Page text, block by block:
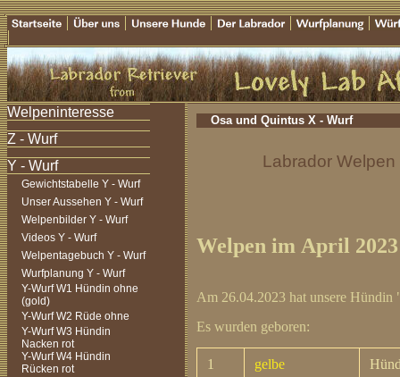
Gewichtstabelle Y - Wurf
Unser Aussehen Y - Wurf
Welpenbilder Y - Wurf
Videos Y - Wurf
Welpentagebuch Y - Wurf
Wurfplanung Y - Wurf
Y-Wurf W1 Hündin ohne
(gold)
Y-Wurf W2 Rüde ohne
Y-Wurf W3 Hündin
Nacken rot
Y-Wurf W4 Hündin
Rücken rot
Osa und Quintus X - Wurf
Labrador
Welpen im April 2023
Am 26.04.2023 hat unsere Hündin
Es wurden geboren:
1 gelbe